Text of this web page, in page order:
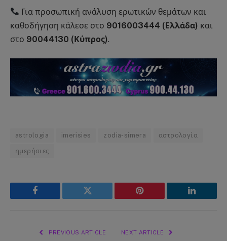
Για προσωπική ανάλυση ερωτικών θεμάτων και
καθοδήγηση κάλεσε στο 9016003444 (Ελλάδα) και
στο 90044130 (Κύπρος).
astrologia imerisies zodia-simera αστρολογία
ημερήσιες
Facebook Twitter Pinterest LinkedIn
PREVIOUS ARTICLE NEXT ARTICLE